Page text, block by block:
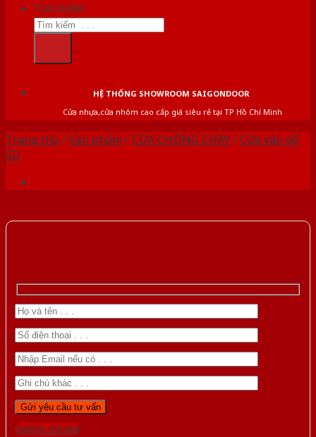
Tìm kiếm:
HỆ THỐNG SHOWROOM SAIGONDOOR
Cửa nhựa,cửa nhôm cao cấp giá siêu rẻ tại TP Hồ Chí Minh
Trang chủ /Sản phẩm /CỬA CHỐNG CHÁY/Cửa vân gỗ
5D
Gọi 0976.169.864